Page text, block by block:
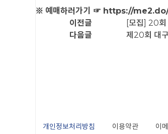
※ 예매하러가기 ☞ https://
이전글
[모집] 20
다음글
제20회 대
개인정보처리방침 이용약관 이